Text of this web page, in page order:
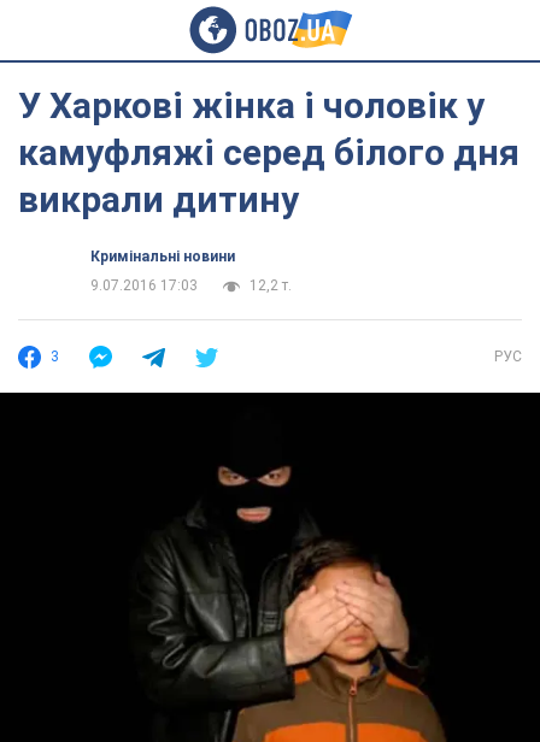
У Харкові жінка і чоловік у
камуфляжі серед білого дня
викрали дитину
Кримінальні новини
9.07.2016 17:03
12,2 т.
3 РУС